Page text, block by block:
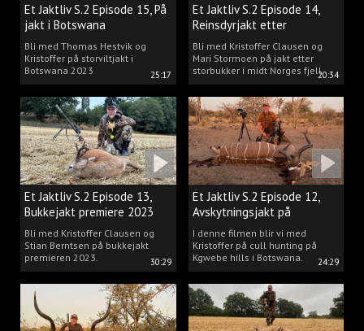
25:17
Et Jaktliv S.2 Episode 15, På
jakt i Botswana
Bli med Thomas Hestvik og
Kristoffer på storviltjakt i
Botswana 2023
20:34
Et Jaktliv S.2 Episode 14,
Reinsdyrjakt etter
storbukker.
Bli med Kristoffer Clausen og
Mari Stormoen på jakt etter
storbukker i midt Norges fjell.
30:29
Et Jaktliv S.2 Episode 13,
Bukkejakt premiere 2023
Bli med Kristoffer Clausen og
Stian Berntsen på bukkejakt
premieren 2023.
24:29
Et Jaktliv S.2 Episode 12,
Avskytningsjakt på
antiloper i Botswana
I denne filmen blir vi med
Kristoffer på cull hunting på
Kgwebe hills i Botswana.